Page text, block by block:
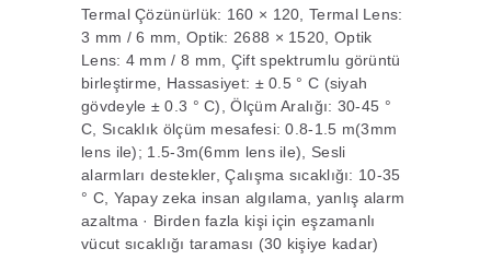
Termal Çözünürlük: 160 × 120, Termal Lens:
3 mm / 6 mm, Optik: 2688 × 1520, Optik
Lens: 4 mm / 8 mm, Çift spektrumlu görüntü
birleştirme, Hassasiyet: ± 0.5 ° C (siyah
gövdeyle ± 0.3 ° C), Ölçüm Aralığı: 30-45 °
C, Sıcaklık ölçüm mesafesi: 0.8-1.5 m(3mm
lens ile); 1.5-3m(6mm lens ile), Sesli
alarmları destekler, Çalışma sıcaklığı: 10-35
° C, Yapay zeka insan algılama, yanlış alarm
azaltma · Birden fazla kişi için eşzamanlı
vücut sıcaklığı taraması (30 kişiye kadar)